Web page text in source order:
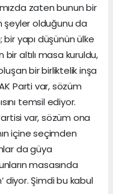
zaten bunun bir
şeyler olduğunu da
yapı düşünün ülke
altılı masa kuruldu,
bir birliktelik inşa
Parti var, sözüm
temsil ediyor.
var, sözüm ona
içine seçimden
da güya
masasında
diyor. Şimdi bu kabul